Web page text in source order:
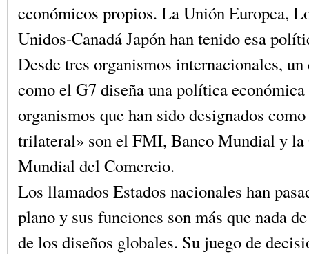
económicos propios. La Unión Europea,
Unidos-Canadá Japón han tenido esa
Desde tres organismos internacionales,
como el G7 diseña una política
organismos que han sido designados
trilateral» son el FMI, Banco Mundial y la
Mundial del Comercio.
Los llamados Estados nacionales han
plano y sus funciones son más que nada
de los diseños globales. Su juego de